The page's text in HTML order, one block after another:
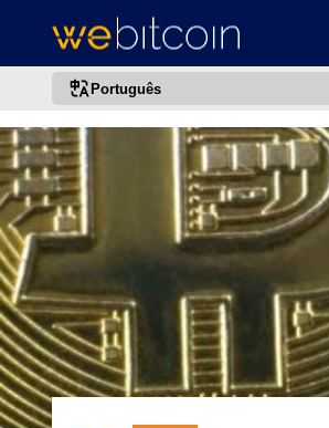
Português
português (BR)
deutsch
日本語
中文